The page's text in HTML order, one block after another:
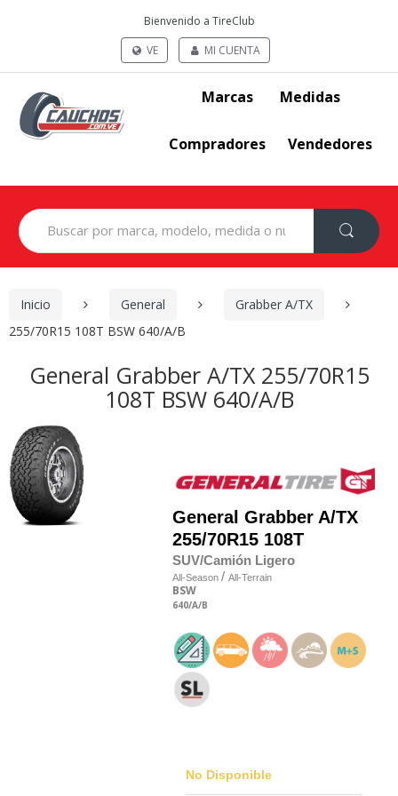
Bienvenido a TireClub
VE
MI CUENTA
Marcas Medidas
Compradores Vendedores
Search
for:
Inicio General
Grabber A/TX
255/70R15 108T BSW 640/A/B
General Grabber A/TX 255/70R15
108T BSW 640/A/B
General Grabber A/TX
255/70R15 108T
SUV/Camión Ligero
All-Season / All-Terrain
BSW
640/A/B
No Disponible